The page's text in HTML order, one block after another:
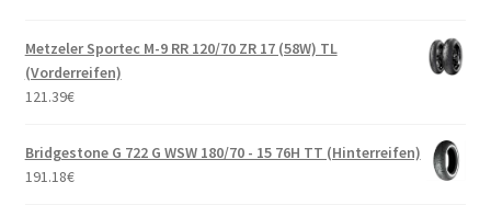
Metzeler Sportec M-9 RR 120/70 ZR 17 (58W) TL
(Vorderreifen)
121.39€
Bridgestone G 722 G WSW 180/70 - 15 76H TT (Hinterreifen)
191.18€